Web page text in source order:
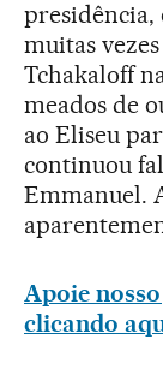
presidência,
muitas
Tchakaloff
meados de
ao Eliseu
continuou
Emmanuel.
Apoie
clicando